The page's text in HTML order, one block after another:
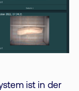
ist in der